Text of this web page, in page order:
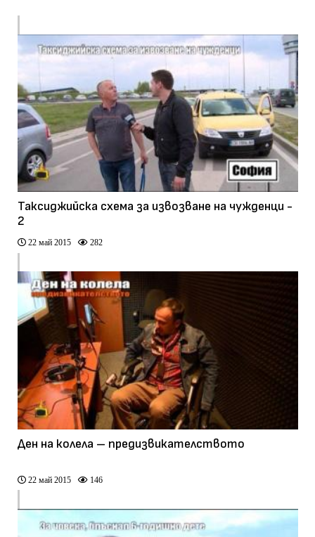
Таксиджийска схема за извозване на чужденци -
2
22 май 2015 282
Ден на колела – предизвикателството
22 май 2015 146